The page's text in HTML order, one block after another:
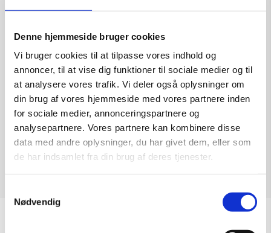
Denne hjemmeside bruger cookies
Vi bruger cookies til at tilpasse vores indhold og
annoncer, til at vise dig funktioner til sociale medier og til
at analysere vores trafik. Vi deler også oplysninger om
din brug af vores hjemmeside med vores partnere inden
for sociale medier, annonceringspartnere og
analysepartnere. Vores partnere kan kombinere disse
data med andre oplysninger, du har givet dem, eller som
de har indsamlet fra din brug af deres tjenester.
Nødvendig
Arrival
Kunstner:
Størrelse: 94×74
Tilføj til kurv